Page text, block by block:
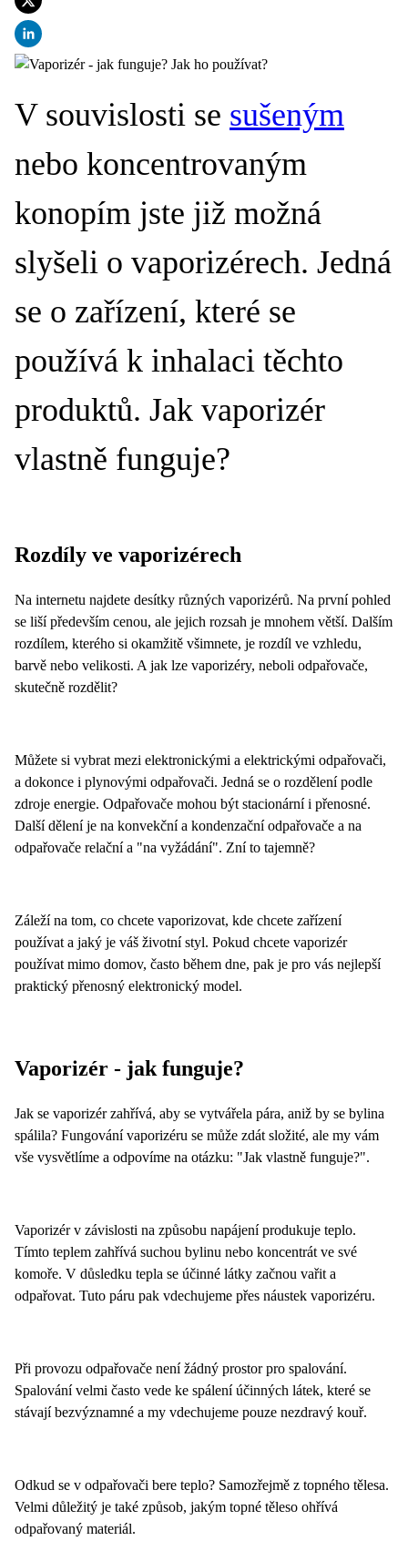
V souvislosti se sušeným
nebo koncentrovaným
konopím jste již možná
slyšeli o vaporizérech. Jedná
se o zařízení, které se
používá k inhalaci těchto
produktů. Jak vaporizér
vlastně funguje?
Rozdíly ve vaporizérech
Na internetu najdete desítky různých vaporizérů. Na první pohled
se liší především cenou, ale jejich rozsah je mnohem větší. Dalším
rozdílem, kterého si okamžitě všimnete, je rozdíl ve vzhledu,
barvě nebo velikosti. A jak lze vaporizéry, neboli odpařovače,
skutečně rozdělit?
Můžete si vybrat mezi elektronickými a elektrickými odpařovači,
a dokonce i plynovými odpařovači. Jedná se o rozdělení podle
zdroje energie. Odpařovače mohou být stacionární i přenosné.
Další dělení je na konvekční a kondenzační odpařovače a na
odpařovače relační a "na vyžádání". Zní to tajemně?
Záleží na tom, co chcete vaporizovat, kde chcete zařízení
používat a jaký je váš životní styl. Pokud chcete vaporizér
používat mimo domov, často během dne, pak je pro vás nejlepší
praktický přenosný elektronický model.
Vaporizér - jak funguje?
Jak se vaporizér zahřívá, aby se vytvářela pára, aniž by se bylina
spálila? Fungování vaporizéru se může zdát složité, ale my vám
vše vysvětlíme a odpovíme na otázku: "Jak vlastně funguje?".
Vaporizér v závislosti na způsobu napájení produkuje teplo.
Tímto teplem zahřívá suchou bylinu nebo koncentrát ve své
komoře. V důsledku tepla se účinné látky začnou vařit a
odpařovat. Tuto páru pak vdechujeme přes náustek vaporizéru.
Při provozu odpařovače není žádný prostor pro spalování.
Spalování velmi často vede ke spálení účinných látek, které se
stávají bezvýznamné a my vdechujeme pouze nezdravý kouř.
Odkud se v odpařovači bere teplo? Samozřejmě z topného tělesa.
Velmi důležitý je také způsob, jakým topné těleso ohřívá
odpařovaný materiál.